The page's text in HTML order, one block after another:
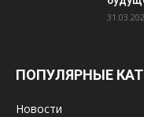
ПОПУЛЯРНЫЕ
Новости